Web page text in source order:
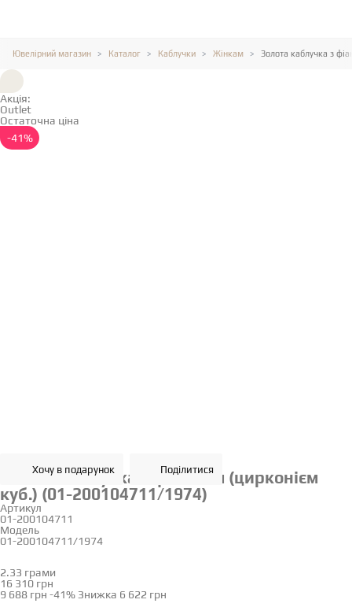
Ювелірний магазин Каталог Каблучки Жінкам Золота каблучка з
Акція:
Outlet
Остаточна ціна
-41%
Хочу в подарунок Поділитися
Золота каблучка з фіанітом (цирконієм
куб.) (01-200104711/1974)
Артикул
01-200104711
Модель
01-200104711/1974
2.33 грами
16 310 грн
9 688 грн -41% Знижка 6 622 грн